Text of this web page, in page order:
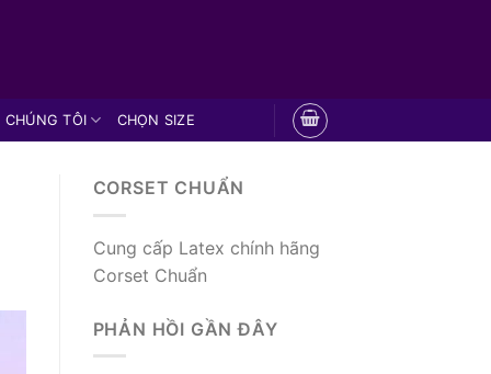
CHÚNG TÔI CHỌN SIZE
CORSET CHUẨN
Cung cấp Latex chính hãng
Corset Chuẩn
PHẢN HỒI GẦN ĐÂY